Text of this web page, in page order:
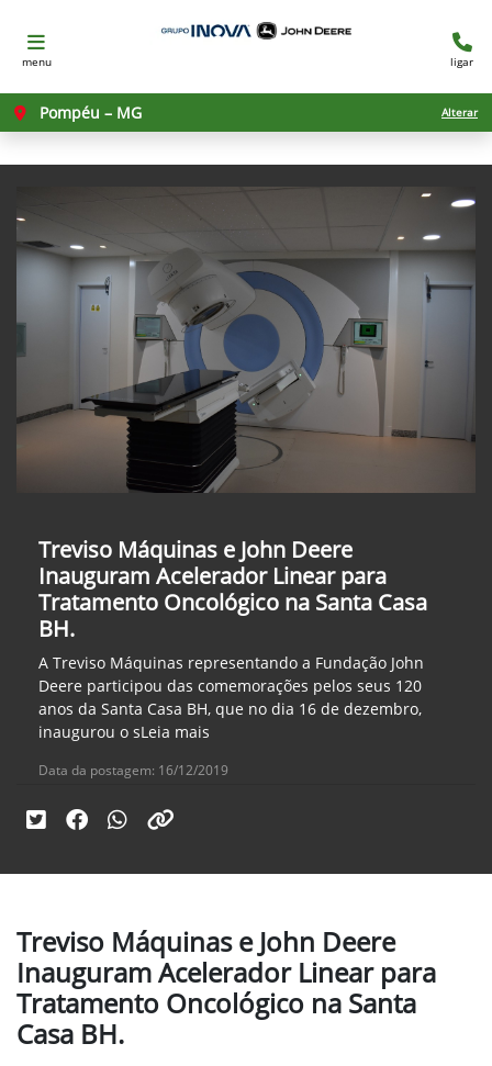
menu ligar
Pompéu – MG Alterar
Treviso Máquinas e John Deere
Inauguram Acelerador Linear para
Tratamento Oncológico na Santa Casa
BH.
A Treviso Máquinas representando a Fundação John
Deere participou das comemorações pelos seus 120
anos da Santa Casa BH, que no dia 16 de dezembro,
inaugurou o sLeia mais
Data da postagem: 16/12/2019
Treviso Máquinas e John Deere
Inauguram Acelerador Linear para
Tratamento Oncológico na Santa
Casa BH.